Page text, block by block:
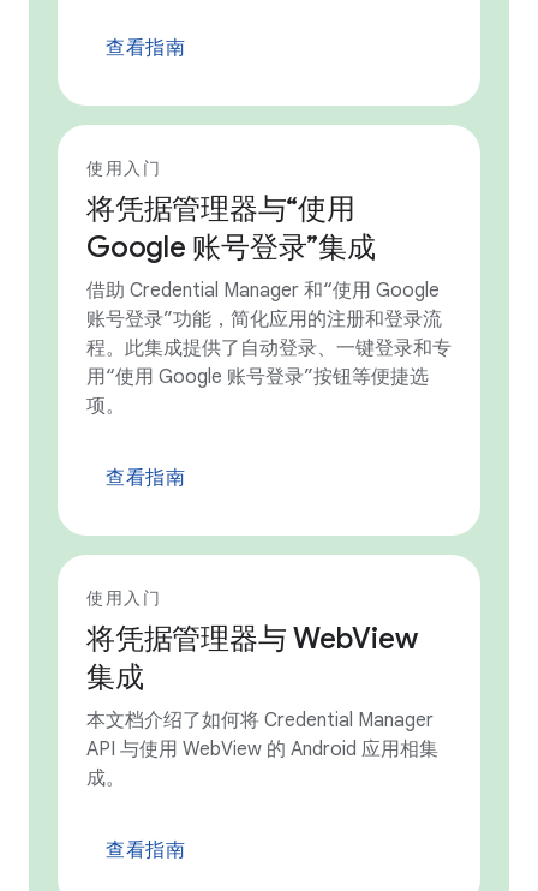
查看指南
使用入门
将凭据管理器与“使用
Google 账号登录”集成
借助 Credential Manager 和“使用 Google
账号登录”功能，简化应用的注册和登录流
程。此集成提供了自动登录、一键登录和专
用“使用 Google 账号登录”按钮等便捷选
项。
查看指南
使用入门
将凭据管理器与 WebView
集成
本文档介绍了如何将 Credential Manager
API 与使用 WebView 的 Android 应用相集
成。
查看指南